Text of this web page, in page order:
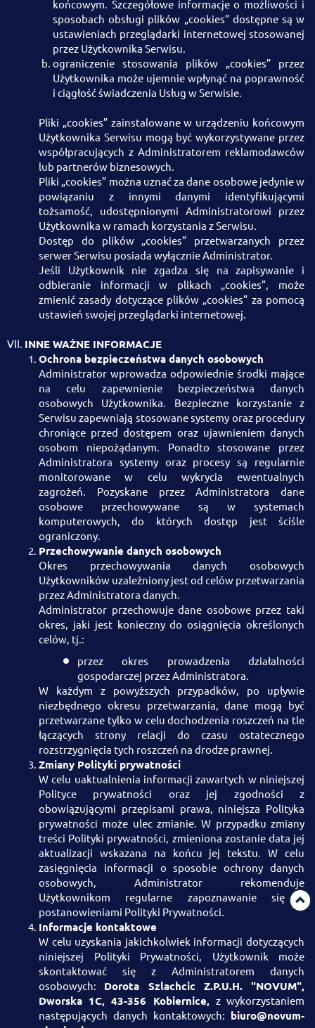
końcowym. Szczegółowe informacje o możliwości i
sposobach obsługi plików „cookies” dostępne są w
ustawieniach przeglądarki internetowej stosowanej
przez Użytkownika Serwisu.
ograniczenie stosowania plików „cookies” przez
Użytkownika może ujemnie wpłynąć na poprawność
i ciągłość świadczenia Usług w Serwisie.
Pliki „cookies” zainstalowane w urządzeniu końcowym
Użytkownika Serwisu mogą być wykorzystywane przez
współpracujących z Administratorem reklamodawców
lub partnerów biznesowych.
Pliki „cookies” można uznać za dane osobowe jedynie w
powiązaniu z innymi danymi identyfikującymi
tożsamość, udostępnionymi Administratorowi przez
Użytkownika w ramach korzystania z Serwisu.
Dostęp do plików „cookies” przetwarzanych przez
serwer Serwisu posiada wyłącznie Administrator.
Jeśli Użytkownik nie zgadza się na zapisywanie i
odbieranie informacji w plikach „cookies”, może
zmienić zasady dotyczące plików „cookies” za pomocą
ustawień swojej przeglądarki internetowej.
INNE WAŻNE INFORMACJE
Ochrona bezpieczeństwa danych osobowych
Administrator wprowadza odpowiednie środki mające
na celu zapewnienie bezpieczeństwa danych
osobowych Użytkownika. Bezpieczne korzystanie z
Serwisu zapewniają stosowane systemy oraz procedury
chroniące przed dostępem oraz ujawnieniem danych
osobom niepożądanym. Ponadto stosowane przez
Administratora systemy oraz procesy są regularnie
monitorowane w celu wykrycia ewentualnych
zagrożeń. Pozyskane przez Administratora dane
osobowe przechowywane są w systemach
komputerowych, do których dostęp jest ściśle
ograniczony.
Przechowywanie danych osobowych
Okres przechowywania danych osobowych
Użytkowników uzależniony jest od celów przetwarzania
przez Administratora danych.
Administrator przechowuje dane osobowe przez taki
okres, jaki jest konieczny do osiągnięcia określonych
celów, tj.:
przez okres prowadzenia działalności
gospodarczej przez Administratora.
W każdym z powyższych przypadków, po upływie
niezbędnego okresu przetwarzania, dane mogą być
przetwarzane tylko w celu dochodzenia roszczeń na tle
łączących strony relacji do czasu ostatecznego
rozstrzygnięcia tych roszczeń na drodze prawnej.
Zmiany Polityki prywatności
W celu uaktualnienia informacji zawartych w niniejszej
Polityce prywatności oraz jej zgodności z
obowiązującymi przepisami prawa, niniejsza Polityka
prywatności może ulec zmianie. W przypadku zmiany
treści Polityki prywatności, zmieniona zostanie data jej
aktualizacji wskazana na końcu jej tekstu. W celu
zasięgnięcia informacji o sposobie ochrony danych
osobowych, Administrator rekomenduje
Użytkownikom regularne zapoznawanie się z
postanowieniami Polityki Prywatności.
Informacje kontaktowe
W celu uzyskania jakichkolwiek informacji dotyczących
niniejszej Polityki Prywatności, Użytkownik może
skontaktować się z Administratorem danych
osobowych: Dorota Szlachcic Z.P.U.H. "NOVUM",
Dworska 1C, 43-356 Kobiernice, z wykorzystaniem
następujących danych kontaktowych: biuro@novum-